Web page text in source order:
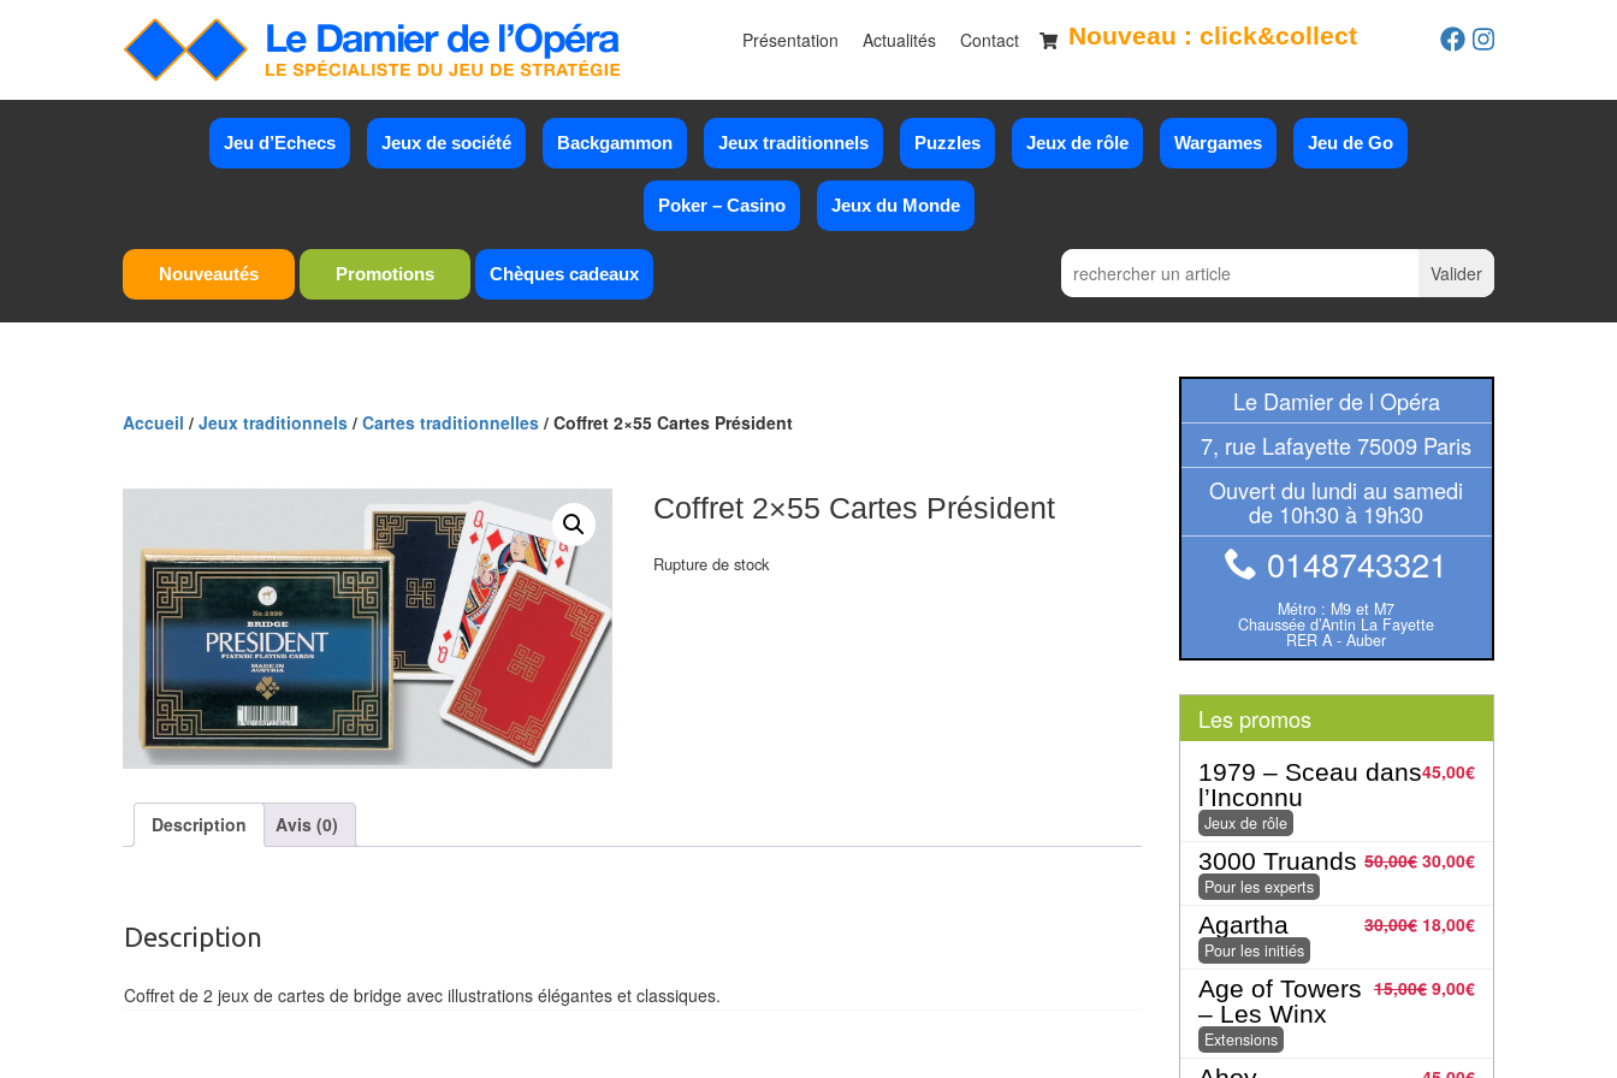
Présentation Actualités Contact Nouveau : click&collect
Jeu d’Echecs Jeux de société Backgammon Jeux traditionnels Puzzles Jeux de rôle Wargames Jeu de Go
Poker – Casino Jeux du Monde
Nouveautés Promotions Chèques cadeaux
Accueil / Jeux traditionnels / Cartes traditionnelles / Coffret 2×55 Cartes Président
Coffret 2×55 Cartes Président
Rupture de stock
Description Avis (0)
Description
Coffret de 2 jeux de cartes de bridge avec illustrations élégantes et classiques.
Le Damier de l Opéra
7, rue Lafayette 75009 Paris
Ouvert du lundi au samedi
de 10h30 à 19h30
0148743321
Métro : M9 et M7
Chaussée d’Antin La Fayette
RER A - Auber
Les promos
45,00€
1979 – Sceau dans
l’Inconnu
Jeux de rôle
50,00€ 30,00€
3000 Truands
Pour les experts
30,00€ 18,00€
Agartha
Pour les initiés
15,00€ 9,00€
Age of Towers
– Les Winx
Extensions